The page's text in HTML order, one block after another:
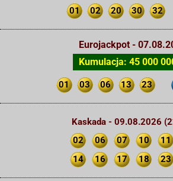
01 02 20 30 32
Eurojackpot -
Kumulacja: 45 000
01 03 06 13 23
Kaskada - 09.08.2026
02
06 07 10 11
14
16 17 18 23